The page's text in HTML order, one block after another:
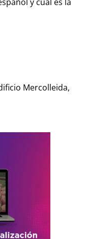
y cual es la
Mercolleida,